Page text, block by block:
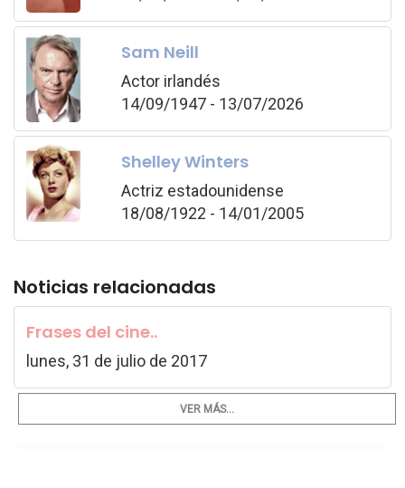
Sam Neill
Actor irlandés
14/09/1947 - 13/07/2026
Shelley Winters
Actriz estadounidense
18/08/1922 - 14/01/2005
Noticias relacionadas
Frases del cine..
lunes, 31 de julio de 2017
VER MÁS...